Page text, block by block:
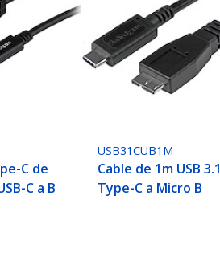
C de
C a B
USB31CUB1M
Cable de 1m USB 3.1
Type-C a Micro B